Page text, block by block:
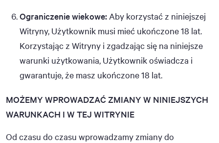
Ograniczenie wiekowe:Aby korzystać z niniejszej
Witryny, Użytkownik musi mieć ukończone 18 lat.
Korzystając z Witryny i zgadzając się na niniejsze
warunki użytkowania, Użytkownik oświadcza i
gwarantuje, że masz ukończone 18 lat.
MOŻEMY WPROWADZAĆ ZMIANY W NINIEJSZYCH
WARUNKACH I W TEJ WITRYNIE
Od czasu do czasu wprowadzamy zmiany do